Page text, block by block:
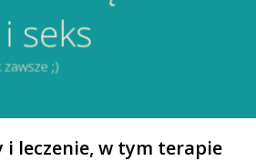
i leczenie, w tym terapie